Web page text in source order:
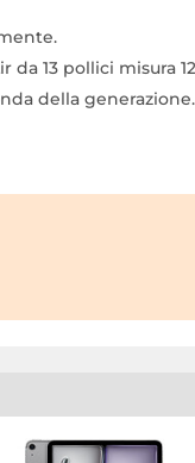
13 pollici misura
della generazione.